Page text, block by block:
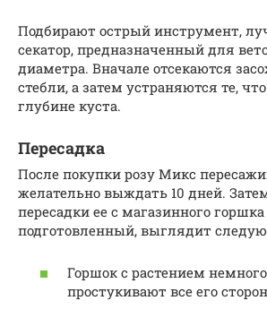
Подбирают острый инструмент,
секатор, предназначенный для
диаметра. Вначале отсекаются
стебли, а затем устраняются те,
глубине куста.
Пересадка
После покупки розу Микс
желательно выждать 10 дней.
пересадки ее с магазинного горшка
подготовленный, выглядит
Горшок с растением
простукивают все его